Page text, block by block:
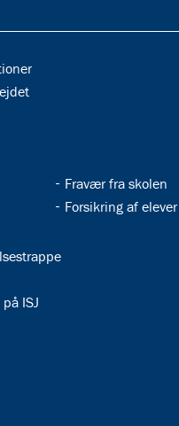
34.8:
Fravær fra skolen
34.10:
Forsikring af elever
ISJ